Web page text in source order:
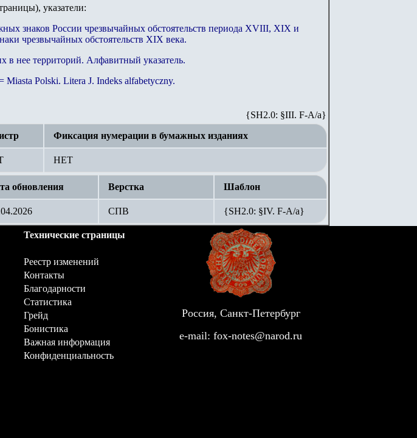
указатели:
знаков России чрезвычайных обстоятельств периода XVIII, XIX и
чрезвычайных обстоятельств XIX века.
нее территорий. Алфавитный указатель.
Polski. Litera J. Indeks alfabetyczny.
{SH2.0: §III. F-A/а}
Фиксация нумерации в бумажных изданиях
НЕТ
обновления Верстка Шаблон
СПВ {SH2.0: §IV. F-А/а}
Технические страницы
Реестр изменений
Контакты
Благодарности
Статистика
Грейд
Бонистика
Важная информация
Конфиденциальность
Россия, Санкт-Петербург
e-mail: fox-notes@narod.ru